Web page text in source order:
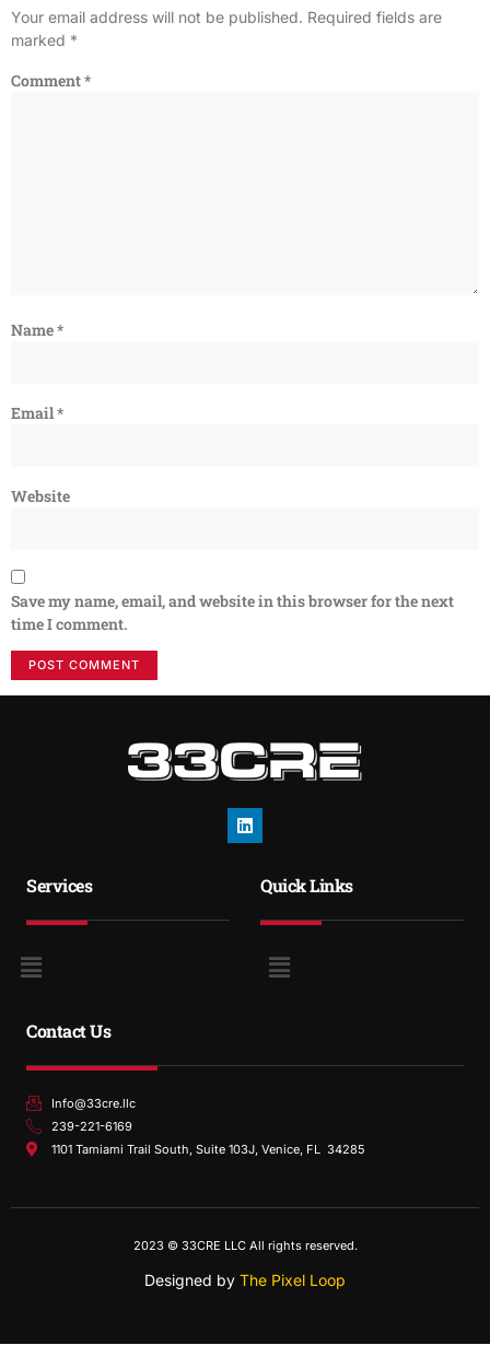
Your email address will not be published. Required fields are
marked *
Comment*
Name*
Email*
Website
Save my name, email, and website in this browser for the next
time I comment.
Services Quick Links
Contact Us
Info@33cre.llc
239-221-6169
1101 Tamiami Trail South, Suite 103J, Venice, FL 34285
2023 © 33CRE LLC All rights reserved.
Designed by The Pixel Loop